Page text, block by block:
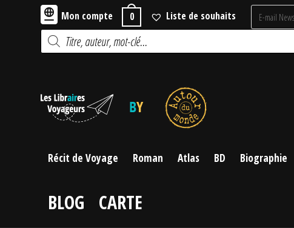
Mon compte 0 Liste de souhaits
Recherche
de
produits
Récit de Voyage Roman Atlas BD Biographie
BLOG CARTE